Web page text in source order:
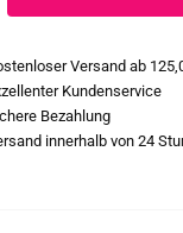
Versand ab
Kundenservice
Bezahlung
innerhalb von 24